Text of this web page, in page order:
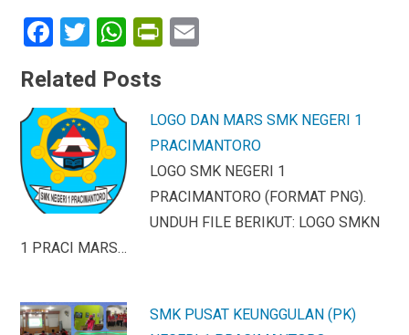
F
ce
b
o
o
k
T
wi
tt
er
W
at
s
p
Pr
ri
e
n
dl
y
Related Posts
LOGO DAN MARS SMK NEGERI 1
PRACIMANTORO
LOGO SMK NEGERI 1
PRACIMANTORO (FORMAT PNG).
UNDUH FILE BERIKUT: LOGO SMKN
1 PRACI MARS…
SMK PUSAT KEUNGGULAN (PK)